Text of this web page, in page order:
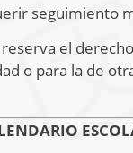
seguimiento
el
o para la de